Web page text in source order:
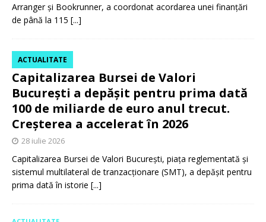
Arranger și Bookrunner, a coordonat acordarea unei finanțări
de până la 115 [...]
Capitalizarea Bursei de Valori
București a depășit pentru prima dată
100 de miliarde de euro anul trecut.
Creșterea a accelerat în 2026
ACTUALITATE
28 iulie 2026
Capitalizarea Bursei de Valori București, piața reglementată și
sistemul multilateral de tranzacționare (SMT), a depășit pentru
prima dată în istorie [...]